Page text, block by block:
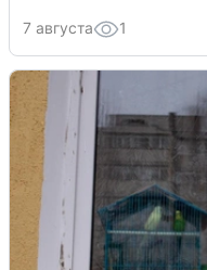
7 августа 1